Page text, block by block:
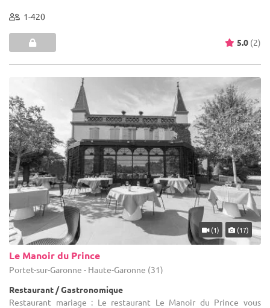
1-420
5.0 (2)
(1) (17)
Le Manoir du Prince
Portet-sur-Garonne - Haute-Garonne (31)
Restaurant / Gastronomique
Restaurant mariage : Le restaurant Le Manoir du Prince vous